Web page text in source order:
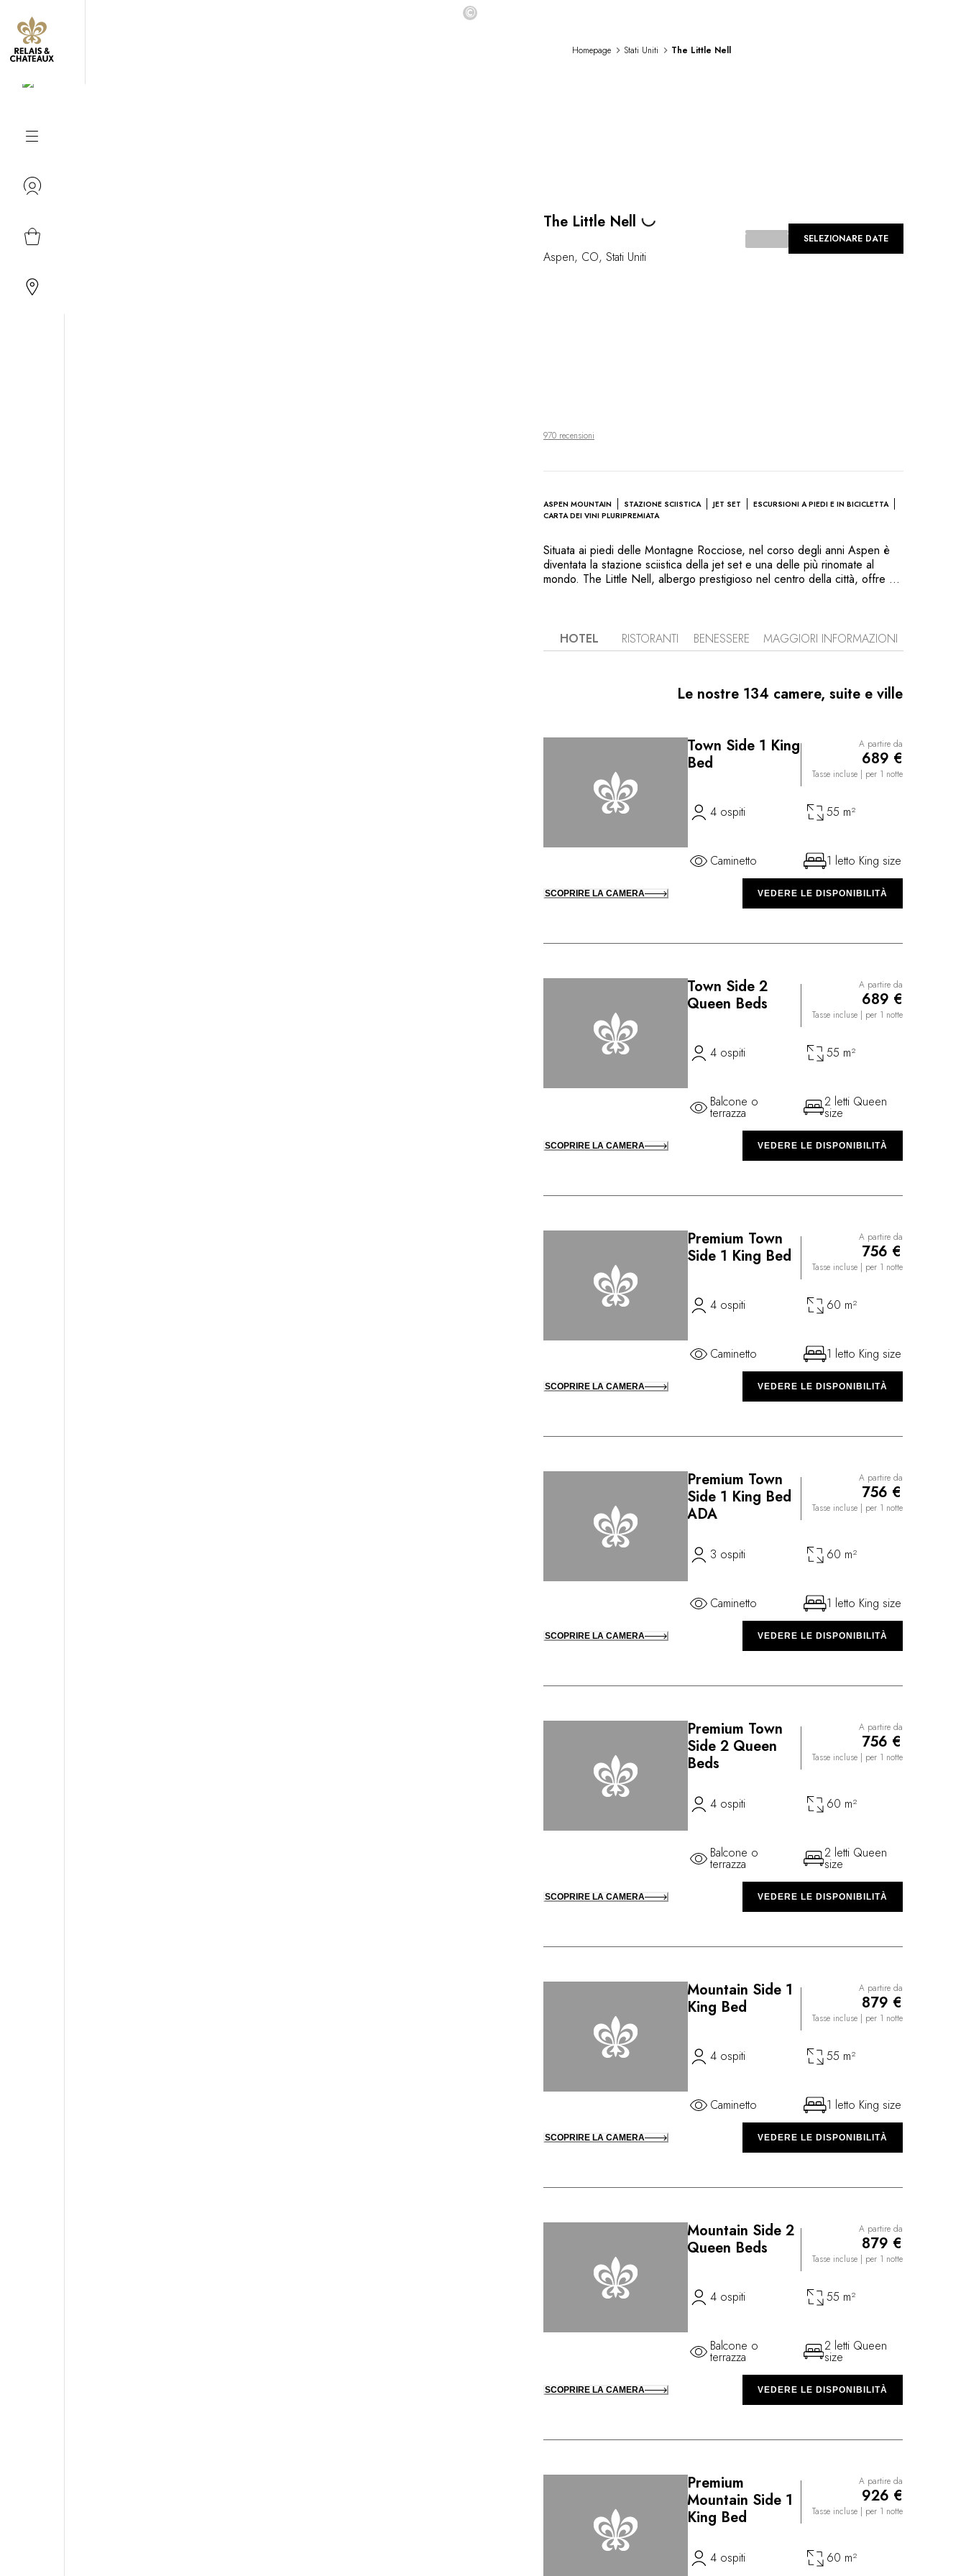
©
Homepage Stati Uniti The Little Nell
The Little Nell Loading...
Aspen, CO, Stati Uniti
SELEZIONARE DATE
970 recensioni
ASPEN MOUNTAIN STAZIONE SCIISTICA JET SET
ESCURSIONI A PIEDI E IN BICICLETTA
CARTA DEI VINI PLURIPREMIATA
Situata ai piedi delle Montagne Rocciose, nel corso degli anni Aspen è
diventata la stazione sciistica della jet set e una delle più rinomate al
mondo. The Little Nell, albergo prestigioso nel centro della città, offre un
opere d’arte, nonché l’insieme degli spazi sistemati con la stessa
esigenza di estetica e comfort, creano un’atmosfera accogliente e
si affida a ingredienti approvvigionati localmente.
HOTEL RISTORANTI BENESSERE MAGGIORI INFORMAZIONI
Le nostre 134 camere, suite e ville
Town Side 1 King
Bed
A partire da
689 €
Tasse incluse | per 1 notte
4 ospiti 55 m²
Caminetto 1 letto King size
SCOPRIRE LA CAMERA VEDERE LE DISPONIBILITÀ
Town Side 2
Queen Beds
A partire da
689 €
Tasse incluse | per 1 notte
4 ospiti 55 m²
Balcone o
terrazza
2 letti Queen
size
SCOPRIRE LA CAMERA VEDERE LE DISPONIBILITÀ
Premium Town
Side 1 King Bed
A partire da
756 €
Tasse incluse | per 1 notte
4 ospiti 60 m²
Caminetto 1 letto King size
SCOPRIRE LA CAMERA VEDERE LE DISPONIBILITÀ
Premium Town
Side 1 King Bed
ADA
A partire da
756 €
Tasse incluse | per 1 notte
3 ospiti 60 m²
Caminetto 1 letto King size
SCOPRIRE LA CAMERA VEDERE LE DISPONIBILITÀ
Premium Town
Side 2 Queen
Beds
A partire da
756 €
Tasse incluse | per 1 notte
4 ospiti 60 m²
Balcone o
terrazza
2 letti Queen
size
SCOPRIRE LA CAMERA VEDERE LE DISPONIBILITÀ
Mountain Side 1
King Bed
A partire da
879 €
Tasse incluse | per 1 notte
4 ospiti 55 m²
Caminetto 1 letto King size
SCOPRIRE LA CAMERA VEDERE LE DISPONIBILITÀ
Mountain Side 2
Queen Beds
A partire da
879 €
Tasse incluse | per 1 notte
4 ospiti 55 m²
Balcone o
terrazza
2 letti Queen
size
SCOPRIRE LA CAMERA VEDERE LE DISPONIBILITÀ
Premium
Mountain Side 1
King Bed
A partire da
926 €
Tasse incluse | per 1 notte
4 ospiti 60 m²